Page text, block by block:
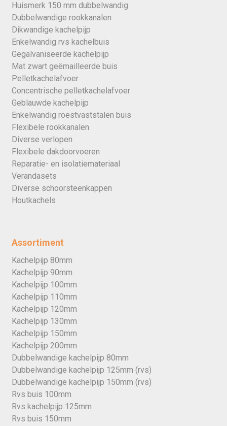
Huismerk 150 mm dubbelwandig
Dubbelwandige rookkanalen
Dikwandige kachelpijp
Enkelwandig rvs kachelbuis
Gegalvaniseerde kachelpijp
Mat zwart geëmailleerde buis
Pelletkachelafvoer
Concentrische pelletkachelafvoer
Geblauwde kachelpijp
Enkelwandig roestvaststalen buis
Flexibele rookkanalen
Diverse verlopen
Flexibele dakdoorvoeren
Reparatie- en isolatiemateriaal
Verandasets
Diverse schoorsteenkappen
Houtkachels
Assortiment
Kachelpijp 80mm
Kachelpijp 90mm
Kachelpijp 100mm
Kachelpijp 110mm
Kachelpijp 120mm
Kachelpijp 130mm
Kachelpijp 150mm
Kachelpijp 200mm
Dubbelwandige kachelpijp 80mm
Dubbelwandige kachelpijp 125mm (rvs)
Dubbelwandige kachelpijp 150mm (rvs)
Rvs buis 100mm
Rvs kachelpijp 125mm
Rvs buis 150mm